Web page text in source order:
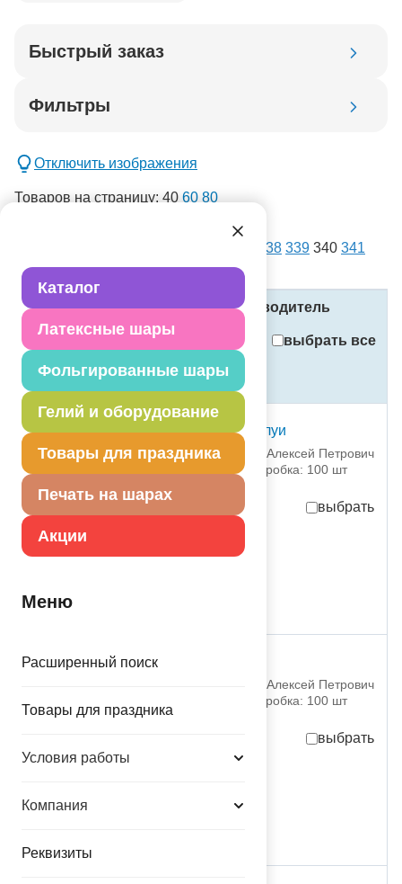
Каталог
Латексные шары
Фольгированные шары
Гелий и оборудование
Товары для праздника
Печать на шарах
Акции
Меню
Расширенный поиск
Товары для праздника
Условия работы
Компания
Реквизиты
Быстрый заказ
Фильтры
новинка
спецпредложение
Применить
Сбросить фильтры
Отключить изображения
Товаров на страницу: 40 60 80
338 339 340 341
342...361
Название Код Производитель
выбрать все
Стоимость
(в рублях, с учётом НДС)
Р 18" РУС С ДР Поцелуи
1202-4449 ИП Николаев Алексей Петрович
партия поставки: 5 шт коробка: 100 шт
выбрать
70,00руб.
Р 18" РУС С ДР Вау
1202-4450 ИП Николаев Алексей Петрович
партия поставки: 5 шт коробка: 100 шт
выбрать